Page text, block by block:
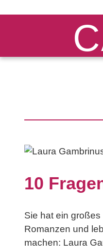
10
Sie hat ein
Romanzen und
machen: Laura